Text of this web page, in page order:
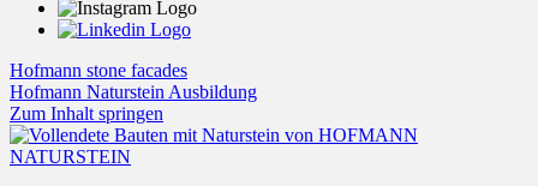
Hofmann stone facades
Hofmann Naturstein Ausbildung
Zum Inhalt springen